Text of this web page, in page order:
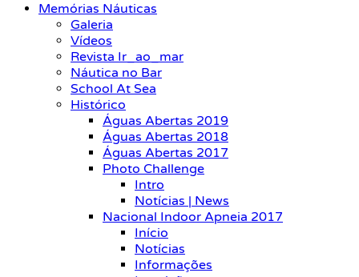
Memórias Náuticas
Galeria
Vídeos
Revista Ir_ao_mar
Náutica no Bar
School At Sea
Histórico
Águas Abertas 2019
Águas Abertas 2018
Águas Abertas 2017
Photo Challenge
Intro
Notícias | News
Nacional Indoor Apneia 2017
Início
Notícias
Informações